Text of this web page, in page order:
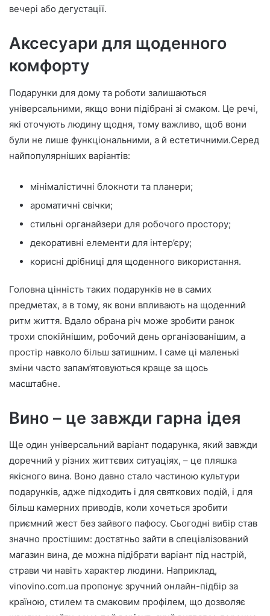
вечері або дегустації.
Аксесуари для щоденного
комфорту
Подарунки для дому та роботи залишаються
універсальними, якщо вони підібрані зі смаком. Це речі,
які оточують людину щодня, тому важливо, щоб вони
були не лише функціональними, а й естетичними.Серед
найпопулярніших варіантів:
мінімалістичні блокноти та планери;
ароматичні свічки;
стильні органайзери для робочого простору;
декоративні елементи для інтер’єру;
корисні дрібниці для щоденного використання.
Головна цінність таких подарунків не в самих
предметах, а в тому, як вони впливають на щоденний
ритм життя. Вдало обрана річ може зробити ранок
трохи спокійнішим, робочий день організованішим, а
простір навколо більш затишним. І саме ці маленькі
зміни часто запам’ятовуються краще за щось
масштабне.
Вино – це завжди гарна ідея
Ще один універсальний варіант подарунка, який завжди
доречний у різних життєвих ситуаціях, – це пляшка
якісного вина. Воно давно стало частиною культури
подарунків, адже підходить і для святкових подій, і для
більш камерних приводів, коли хочеться зробити
приємний жест без зайвого пафосу. Сьогодні вибір став
значно простішим: достатньо зайти в спеціалізований
магазин вина, де можна підібрати варіант під настрій,
страви чи навіть характер людини. Наприклад,
vinovino.com.ua пропонує зручний онлайн-підбір за
країною, стилем та смаковим профілем, що дозволяє